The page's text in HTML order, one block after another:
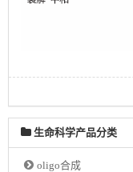
生命科学产品分类
oligo合成